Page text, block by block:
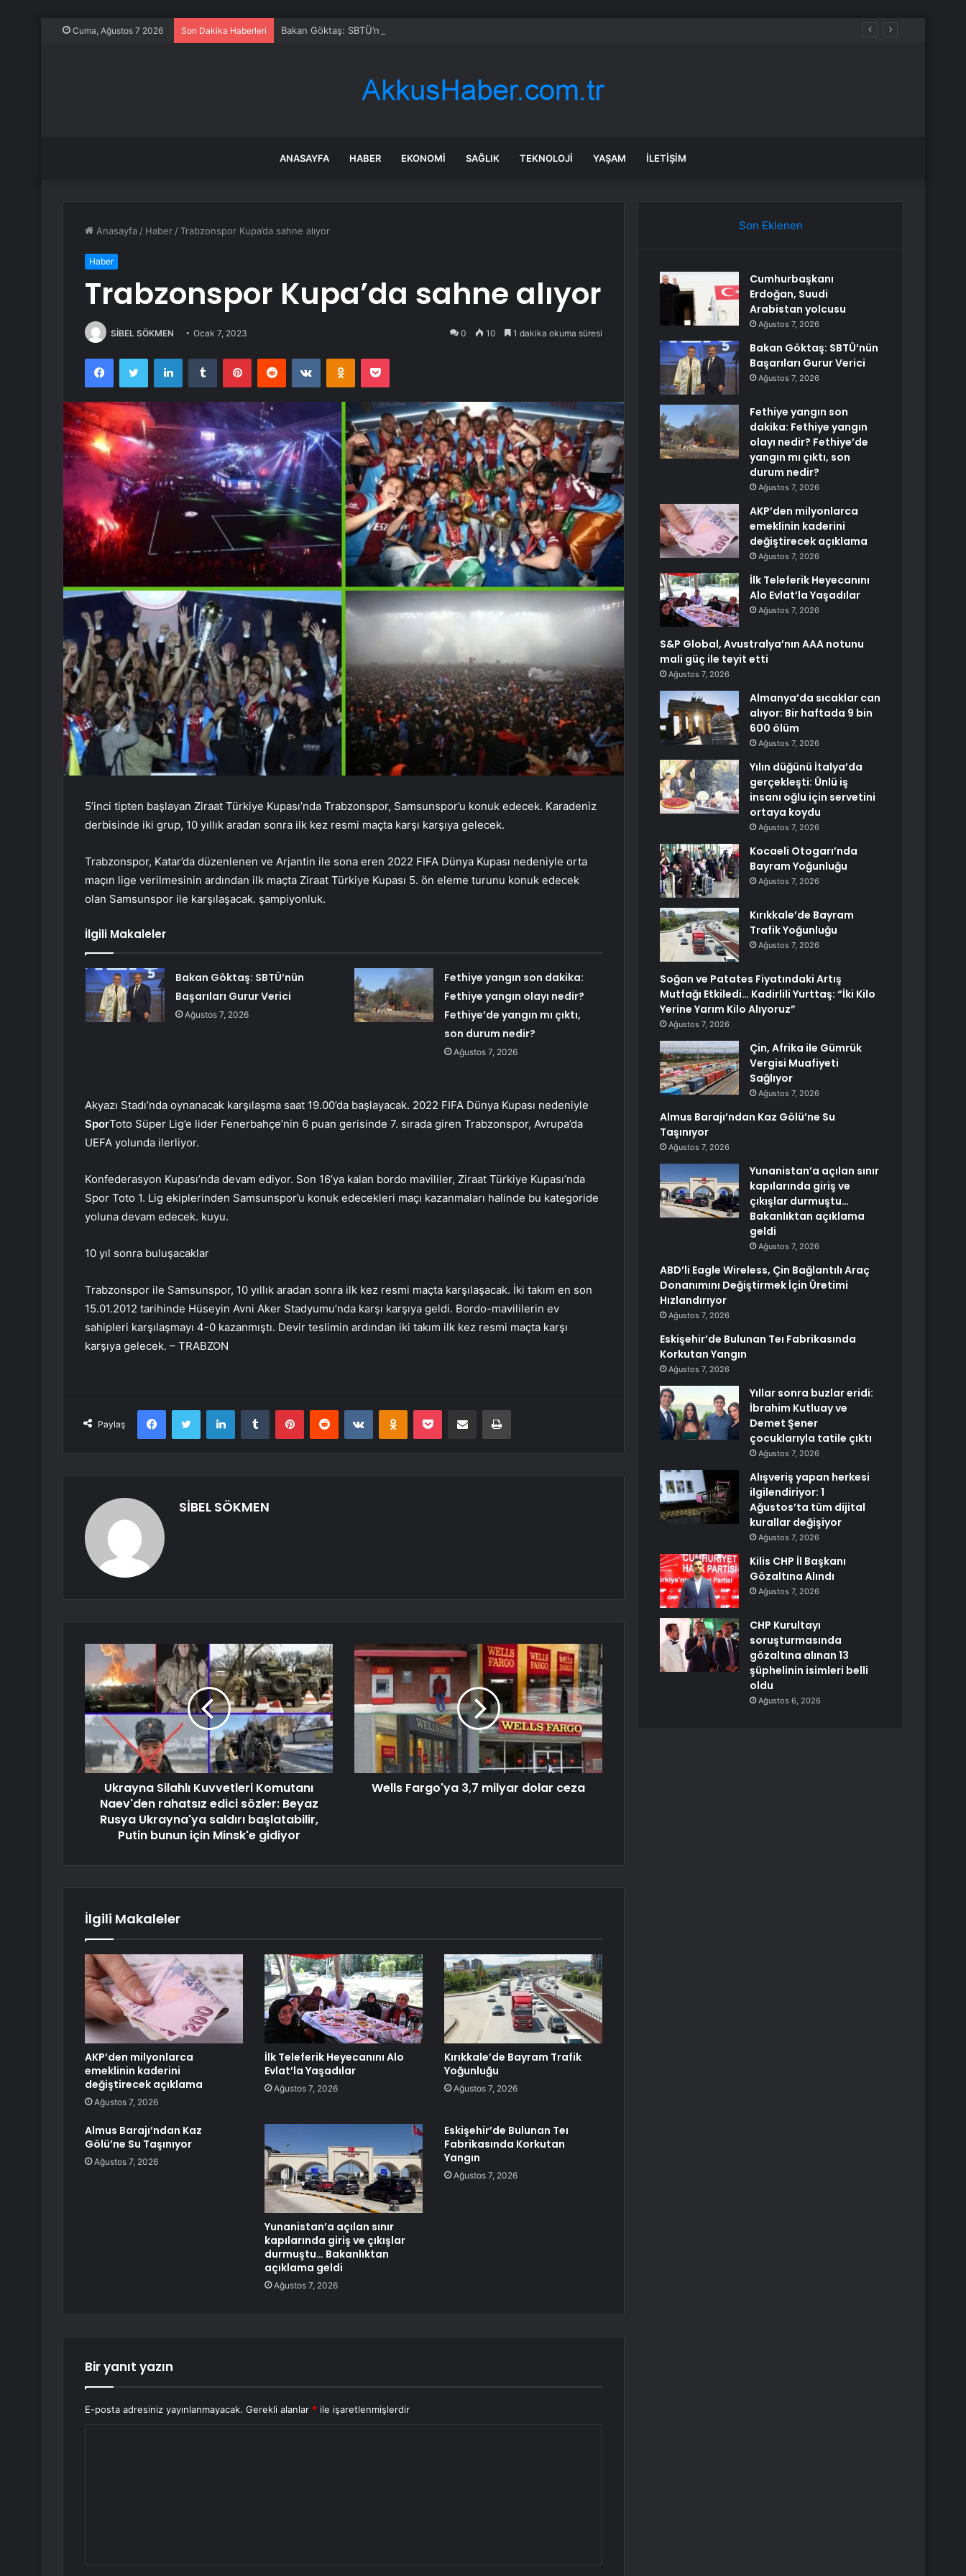
Cuma, Ağustos 7 2026 Son Dakika Haberleri Bakan Göktaş: SBTÜ’nün Başarıları Gurur Verici
ANASAYFA HABER EKONOMI SAĞLIK TEKNOLOJI YAŞAM İLETIŞIM
Anasayfa / Haber /Trabzonspor Kupa’da sahne alıyor
Haber
Trabzonspor Kupa’da sahne alıyor
SİBEL SÖKMEN Ocak 7, 2023 0 10 1 dakika okuma süresi
FacebookTwitter LinkedInTumblr PinterestReddit VKontakteOdnoklassniki
Pocket
5’inci tipten başlayan Ziraat Türkiye Kupası’nda Trabzonspor, Samsunspor’u konuk edecek. Karadeniz
derbisinde iki grup, 10 yıllık aradan sonra ilk kez resmi maçta karşı karşıya gelecek.
Trabzonspor, Katar’da düzenlenen ve Arjantin ile sona eren 2022 FIFA Dünya Kupası nedeniyle orta
maçın lige verilmesinin ardından ilk maçta Ziraat Türkiye Kupası 5. ön eleme turunu konuk edecek
olan Samsunspor ile karşılaşacak. şampiyonluk.
İlgili Makaleler
Bakan Göktaş: SBTÜ’nün
Başarıları Gurur Verici
Ağustos 7, 2026
Fethiye yangın son dakika:
Fethiye yangın olayı nedir?
Fethiye’de yangın mı çıktı,
son durum nedir?
Ağustos 7, 2026
Akyazı Stadı’nda oynanacak karşılaşma saat 19.00’da başlayacak. 2022 FIFA Dünya Kupası nedeniyle
SporToto Süper Lig’e lider Fenerbahçe’nin 6 puan gerisinde 7. sırada giren Trabzonspor, Avrupa’da
UEFA yolunda ilerliyor.
Konfederasyon Kupası’nda devam ediyor. Son 16’ya kalan bordo mavililer, Ziraat Türkiye Kupası’nda
Spor Toto 1. Lig ekiplerinden Samsunspor’u konuk edecekleri maçı kazanmaları halinde bu kategoride
yoluna devam edecek. kuyu.
10 yıl sonra buluşacaklar
Trabzonspor ile Samsunspor, 10 yıllık aradan sonra ilk kez resmi maçta karşılaşacak. İki takım en son
15.01.2012 tarihinde Hüseyin Avni Aker Stadyumu’nda karşı karşıya geldi. Bordo-mavililerin ev
sahipleri karşılaşmayı 4-0 kazanmıştı. Devir teslimin ardından iki takım ilk kez resmi maçta karşı
karşıya gelecek. – TRABZON
Paylaş
FacebookTwitter LinkedInTumblr PinterestReddit VKontakteOdnoklassniki
Pocket E-Posta ile paylaş Yazdır
SİBEL SÖKMEN
Ukrayna Silahlı Kuvvetleri Komutanı
Naev'den rahatsız edici sözler: Beyaz
Rusya Ukrayna'ya saldırı başlatabilir,
Putin bunun için Minsk'e gidiyor
Wells Fargo'ya 3,7 milyar dolar ceza
İlgili Makaleler
AKP’den milyonlarca
emeklinin kaderini
değiştirecek açıklama
Ağustos 7, 2026
İlk Teleferik Heyecanını Alo
Evlat’la Yaşadılar
Ağustos 7, 2026
Kırıkkale’de Bayram Trafik
Yoğunluğu
Ağustos 7, 2026
Almus Barajı’ndan Kaz
Gölü’ne Su Taşınıyor
Ağustos 7, 2026
Yunanistan’a açılan sınır
kapılarında giriş ve çıkışlar
durmuştu… Bakanlıktan
açıklama geldi
Ağustos 7, 2026
Eskişehir’de Bulunan Teı
Fabrikasında Korkutan
Yangın
Ağustos 7, 2026
Bir yanıt yazın
E-posta adresiniz yayınlanmayacak. Gerekli alanlar * ile işaretlenmişlerdir
Son Eklenen
Cumhurbaşkanı
Erdoğan, Suudi
Arabistan yolcusu
Ağustos 7, 2026
Bakan Göktaş: SBTÜ’nün
Başarıları Gurur Verici
Ağustos 7, 2026
Fethiye yangın son
dakika: Fethiye yangın
olayı nedir? Fethiye’de
yangın mı çıktı, son
durum nedir?
Ağustos 7, 2026
AKP’den milyonlarca
emeklinin kaderini
değiştirecek açıklama
Ağustos 7, 2026
İlk Teleferik Heyecanını
Alo Evlat’la Yaşadılar
Ağustos 7, 2026
S&P Global, Avustralya’nın AAA notunu
mali güç ile teyit etti
Ağustos 7, 2026
Almanya’da sıcaklar can
alıyor: Bir haftada 9 bin
600 ölüm
Ağustos 7, 2026
Yılın düğünü İtalya’da
gerçekleşti: Ünlü iş
insanı oğlu için servetini
ortaya koydu
Ağustos 7, 2026
Kocaeli Otogarı’nda
Bayram Yoğunluğu
Ağustos 7, 2026
Kırıkkale’de Bayram
Trafik Yoğunluğu
Ağustos 7, 2026
Soğan ve Patates Fiyatındaki Artış
Mutfağı Etkiledi… Kadirlili Yurttaş: “İki Kilo
Yerine Yarım Kilo Alıyoruz”
Ağustos 7, 2026
Çin, Afrika ile Gümrük
Vergisi Muafiyeti
Sağlıyor
Ağustos 7, 2026
Almus Barajı’ndan Kaz Gölü’ne Su
Taşınıyor
Ağustos 7, 2026
Yunanistan’a açılan sınır
kapılarında giriş ve
çıkışlar durmuştu…
Bakanlıktan açıklama
geldi
Ağustos 7, 2026
ABD’li Eagle Wireless, Çin Bağlantılı Araç
Donanımını Değiştirmek İçin Üretimi
Hızlandırıyor
Ağustos 7, 2026
Eskişehir’de Bulunan Teı Fabrikasında
Korkutan Yangın
Ağustos 7, 2026
Yıllar sonra buzlar eridi:
İbrahim Kutluay ve
Demet Şener
çocuklarıyla tatile çıktı
Ağustos 7, 2026
Alışveriş yapan herkesi
ilgilendiriyor: 1
Ağustos’ta tüm dijital
kurallar değişiyor
Ağustos 7, 2026
Kilis CHP İl Başkanı
Gözaltına Alındı
Ağustos 7, 2026
CHP Kurultayı
soruşturmasında
gözaltına alınan 13
şüphelinin isimleri belli
oldu
Ağustos 6, 2026